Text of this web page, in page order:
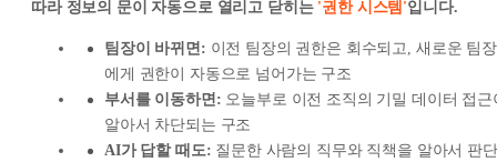
따라 정보의 문이 자동으로 열리고 닫히는 '권한 시스템'입니다.
팀장이 바뀌면: 이전 팀장의 권한은 회수되고, 새로운 팀장
에게 권한이 자동으로 넘어가는 구조
부서를 이동하면: 오늘부로 이전 조직의 기밀 데이터 접근
알아서 차단되는 구조
AI가 답할 때도: 질문한 사람의 직무와 직책을 알아서 판단